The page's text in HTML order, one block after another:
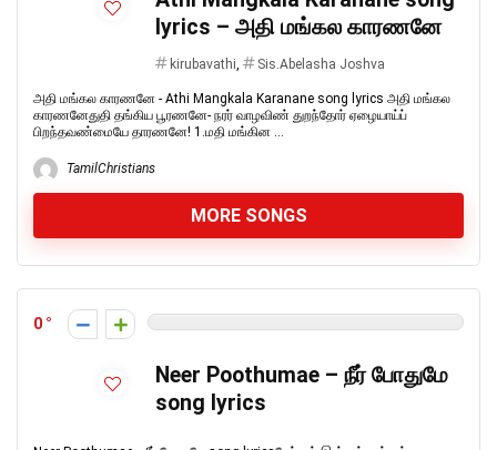
lyrics – அதி மங்கல காரணனே
kirubavathi, Sis.Abelasha Joshva
அதி மங்கல காரணனே - Athi Mangkala Karanane song lyrics அதி மங்கல
காரணனேதுதி தங்கிய பூரணனே- நரர் வாழவிண் துறந்தோர் ஏழையாய்ப்
பிறந்தவண்மையே தாரணனே! 1.மதி மங்கின ...
TamilChristians
MORE SONGS
0
Neer Poothumae – நீர் போதுமே
song lyrics